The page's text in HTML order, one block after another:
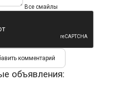
Все смайлы
объявления: